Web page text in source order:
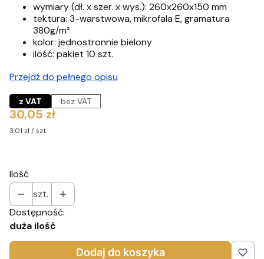
wymiary (dł. x szer. x wys.): 260x260x150 mm
tektura: 3-warstwowa, mikrofala E, gramatura
380g/m²
kolor: jednostronnie bielony
ilość: pakiet 10 szt.
Przejdź do pełnego opisu
z VAT bez VAT
Cena
30,05 zł
3,01 zł / szt.
Ilość
szt.
Dostępność:
duża ilość
Dodaj do koszyka